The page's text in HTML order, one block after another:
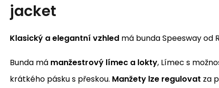
jacket
Klasický a elegantní vzhled má bunda Speesway od
Bunda má manžestrový límec a lokty, Límec s
krátkého pásku s přeskou. Manžety lze regulovat za